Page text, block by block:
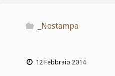
_Nostampa
12 Febbraio 2014